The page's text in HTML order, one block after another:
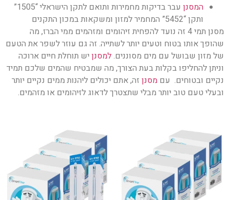
המסנן
עבר בדיקות מחמירות ותואם לתקן הישראלי “1505”
ותקן “5452” המחמיר למזון ומשקאות במכון התקנים
מסנן תמי 4 זה נועד להפחית זיהומים ומזהמים ממי הברז, מה
שהופך אותו בטוח וטעים יותר לשתייה. זה גם עוזר לשפר את הטעם
של מזון שבושל עם מים מסוננים.למסנן יש תוחלת חיים ארוכה
וניתן להחליפו בקלות בעת הצורך, מה שמבטיח שהמים שלכם תמיד
נקיים ובטוחים. עם מסנן זה, אתם יכולים ליהנות ממים נקיים יותר
ובעלי טעם טוב יותר מבלי שתצטרך לדאוג לזיהומים או מזהמים.